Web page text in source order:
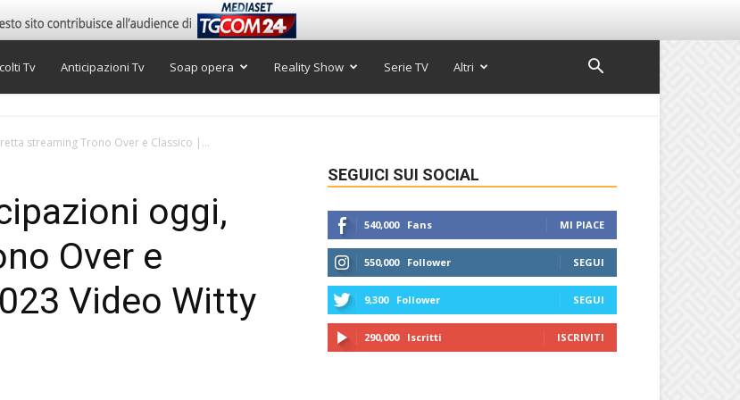
Tv Anticipazioni Tv Soap opera Reality Show Serie TV Altri
streaming Trono Over e Classico |...
oggi,
Over e
Video Witty
SEGUICI SUI SOCIAL
540,000 Fans MI PIACE
550,000 Follower SEGUI
9,300 Follower SEGUI
290,000 Iscritti ISCRIVITI